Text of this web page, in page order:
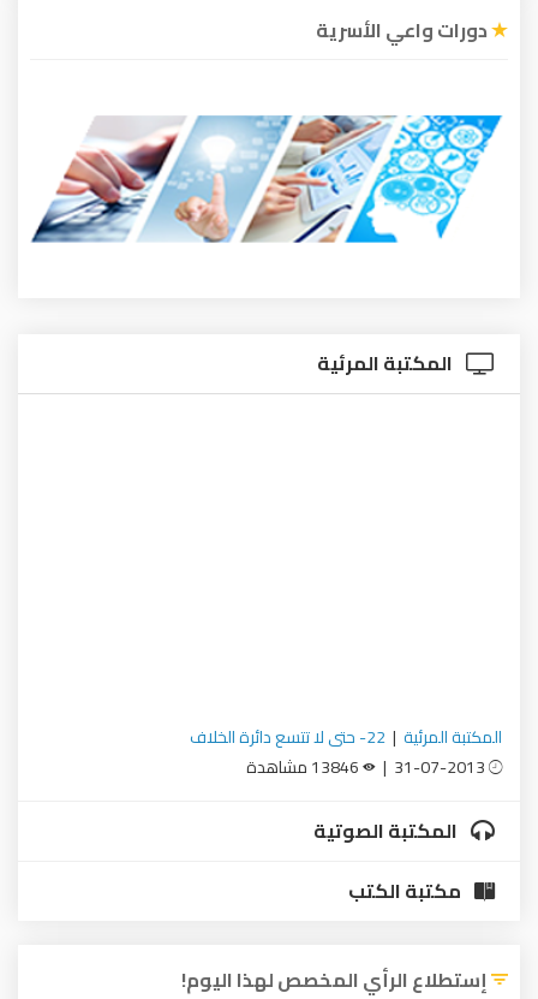
دورات واعي الأسرية
المكتبة المرئية
المكتبة المرئية | 22- حتى لا تتسع دائرة الخلاف
المكتبة الصوتية
مكتبة الكتب
إستطلاع الرأي المخصص لهذا اليوم!